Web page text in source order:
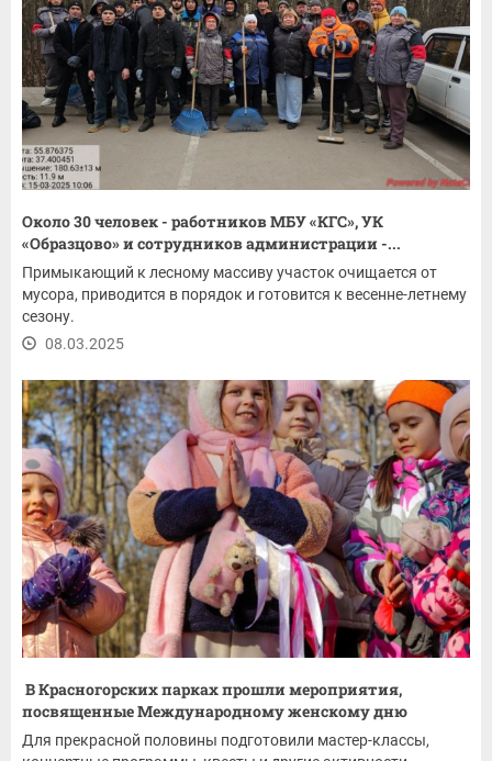
Около 30 человек - работников МБУ «КГС», УК
«Образцово» и сотрудников администрации -...
Примыкающий к лесному массиву участок очищается от
мусора, приводится в порядок и готовится к весенне-летнему
сезону.
08.03.2025
В Красногорских парках прошли мероприятия,
посвященные Международному женскому дню
Для прекрасной половины подготовили мастер-классы,